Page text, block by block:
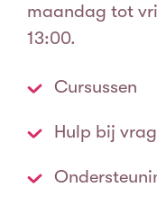
maandag tot
13:00.
Cursussen
Hulp bij